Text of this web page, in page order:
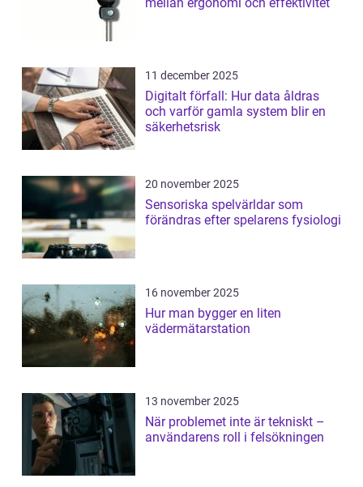
11 december 2025
Digitalt förfall: Hur data åldras
och varför gamla system blir en
säkerhetsrisk
20 november 2025
Sensoriska spelvärldar som
förändras efter spelarens fysiologi
16 november 2025
Hur man bygger en liten
vädermätarstation
13 november 2025
När problemet inte är tekniskt –
användarens roll i felsökningen